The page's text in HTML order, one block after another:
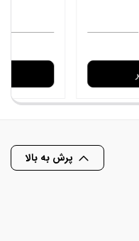
ناموجود
پرش به بالا